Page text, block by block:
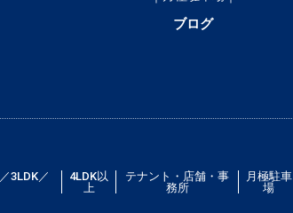
ブログ
3LDK／
4LDK以
上
テナント・店舗・事
務所
月極駐車
場